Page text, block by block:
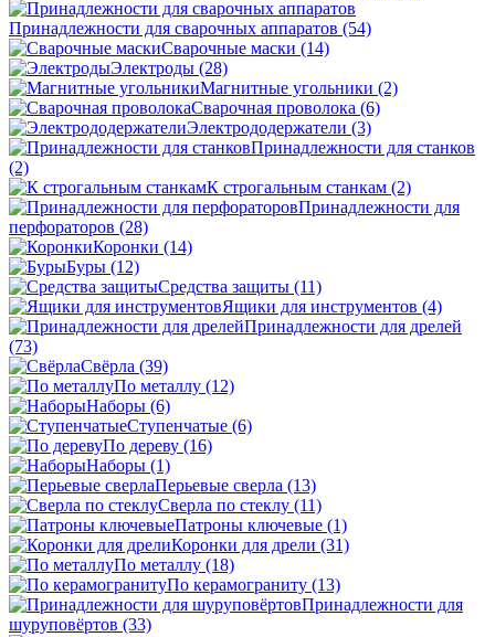
Принадлежности для сварочных аппаратов (54)
Сварочные маски (14)
Электроды (28)
Магнитные угольники (2)
Сварочная проволока (6)
Электрододержатели (3)
Принадлежности для станков
(2)
К строгальным станкам (2)
Принадлежности для
перфораторов (28)
Коронки (14)
Буры (12)
Средства защиты (11)
Ящики для инструментов (4)
Принадлежности для дрелей
(73)
Свёрла (39)
По металлу (12)
Наборы (6)
Ступенчатые (6)
По дереву (16)
Наборы (1)
Перьевые сверла (13)
Сверла по стеклу (11)
Патроны ключевые (1)
Коронки для дрели (31)
По металлу (18)
По керамограниту (13)
Принадлежности для
шуруповёртов (33)